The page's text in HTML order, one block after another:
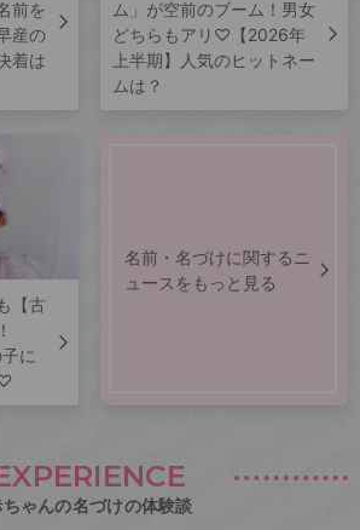
前を
産の
着は
ム」が空前のブーム！男女
どちらもアリ♡【2026年
上半期】人気のヒットネー
ムは？
【古
に
名前・名づけに関するニ
ュースをもっと見る
ゃんの名づけの体験談